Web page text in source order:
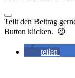
Teilt den Beitrag
Button klicken. 😉
teilen